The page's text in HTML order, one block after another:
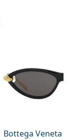
Bottega Veneta